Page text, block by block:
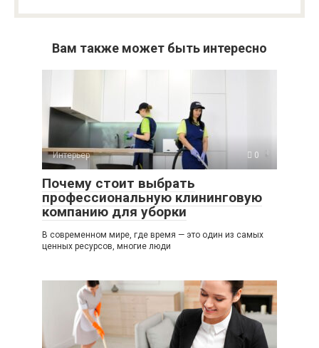
Вам также может быть интересно
Интерьер 0
Почему стоит выбрать
профессиональную клининговую
компанию для уборки
В современном мире, где время — это один из самых
ценных ресурсов, многие люди